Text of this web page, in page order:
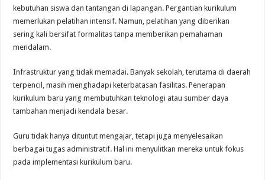
kebutuhan siswa dan tantangan di lapangan. Pergantian kurikulum
memerlukan pelatihan intensif. Namun, pelatihan yang diberikan
sering kali bersifat formalitas tanpa memberikan pemahaman
mendalam.
Infrastruktur yang tidak memadai. Banyak sekolah, terutama di daerah
terpencil, masih menghadapi keterbatasan fasilitas. Penerapan
kurikulum baru yang membutuhkan teknologi atau sumber daya
tambahan menjadi kendala besar.
Guru tidak hanya dituntut mengajar, tetapi juga menyelesaikan
berbagai tugas administratif. Hal ini menyulitkan mereka untuk fokus
pada implementasi kurikulum baru.